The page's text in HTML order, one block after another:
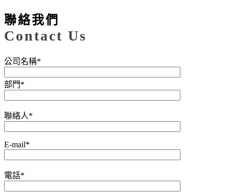
聯絡我們
Contact Us
公司名稱*
部門*
聯絡人*
E-mail*
電話*